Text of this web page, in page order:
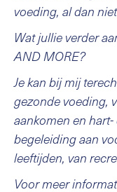
voeding, al dan
Wat jullie verder
AND MORE?
Je kan bij mij
gezonde voeding,
aankomen en
begeleiding aan
leeftijden, van
Voor meer